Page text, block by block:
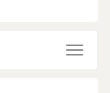
Toggle